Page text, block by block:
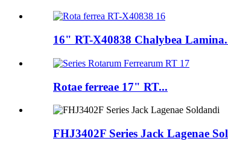
16" RT-X40838 Chalybea
Rotae ferreae 17" RT...
FHJ3402F Series Jack Lagenae